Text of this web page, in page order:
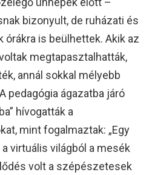
bizonyult, de ruházati és
is beülhettek. Akik az
megtapasztalhatták,
annál sokkal mélyebb
pedagógia ágazatba járó
hívogatták a
mint fogalmaztak: „Egy
virtuális világból a mesék
volt a szépészetesek